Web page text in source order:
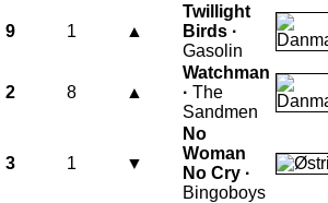
9 1 ▲
Twillight
Birds ·
Gasolin
2 8 ▲
Watchman
· The
Sandmen
3 1 ▼
No
Woman
No Cry ·
Bingoboys